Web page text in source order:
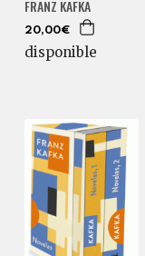
FRANZ KAFKA
20,00€
disponible